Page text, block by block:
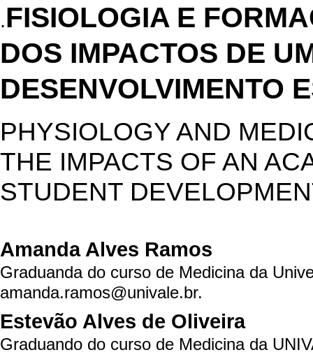
.FISIOLOGIA E
DOS IMPACTOS DE
DESENVOLVIMENTO
PHYSIOLOGY AND
THE IMPACTS OF AN
STUDENT
Amanda Alves Ramos
Graduanda do curso de Medicina da
amanda.ramos@univale.br.
Estevão Alves de Oliveira
Graduando do curso de Medicina da